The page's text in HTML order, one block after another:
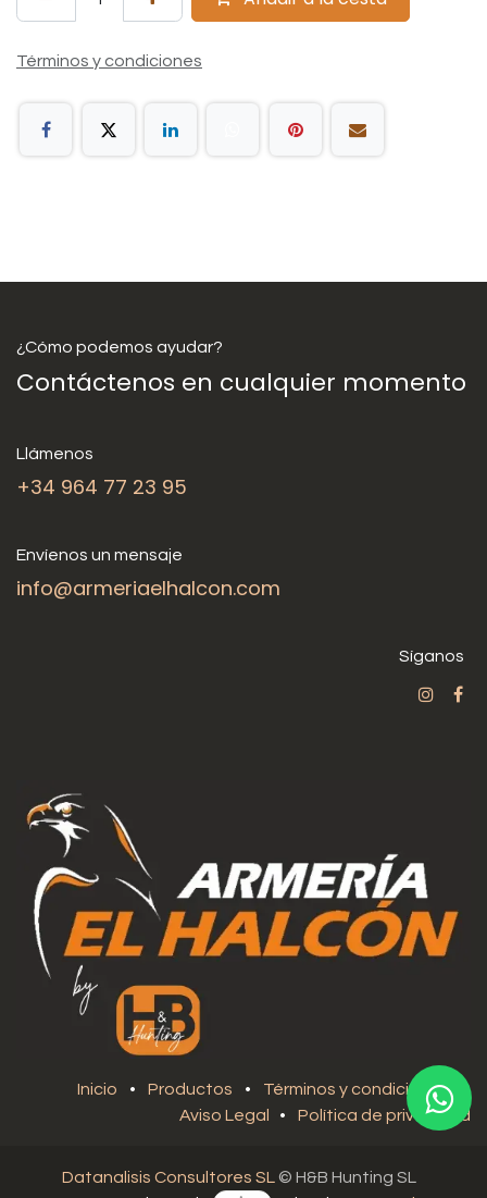
Términos y condiciones
¿Cómo podemos ayudar?
Contáctenos en cualquier momento
Llámenos
+34 964 77 23 95
Envíenos un mensaje
info@armeriaelhalcon.com
Síganos
Inicio • Productos • Términos y condiciones
•
Aviso Legal
• Política de privacidad
Datanalisis Consultores SL © H&B Hunting SL